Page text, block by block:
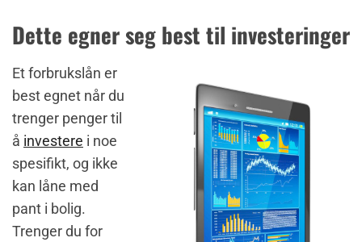
Dette egner seg best til investeringer
Et forbrukslån er
best egnet når du
trenger penger til
å investere i noe
spesifikt, og ikke
kan låne med
pant i bolig.
Trenger du for